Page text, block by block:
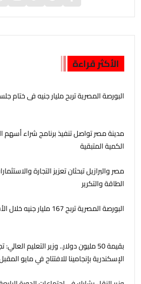
الأكثر قراءة
البورصة المصرية تربح مليار جنيه فى ختام
مدينة مصر تواصل تنفيذ برنامج شراء أسهم
الكمية المتبقية
مصر والبرازيل تبحثان تعزيز التجارة
الطاقة والتكرير
البورصة المصرية تربح 167 مليار جنيه خلال الأسبوع الماضى
بقيمة 50 مليون دولار.. وزير التعليم
الإسكندرية بإنجامينا للافتتاح في مايو